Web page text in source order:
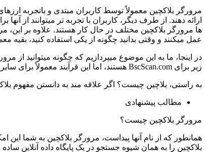
مرورگر بلاکچین معمولاً توسط کاربران مبتدی و باتجربه
ارائه دهند. از طرف دیگر، کاربران با تجربه تر میتوانند از
ها مرورگر بلاکچین مختلف در حال کار هستند. علاوه بر این،
عمل میکنند و وقتی بدانید چگونه از یکی استفاده کنید، بقیه
در اینجا، ما به این موضوع میپردازیم که چگونه میتوانید از
زیر برای BscScan.com هستند، اما این فرآیند معمولاً برای سایر مرورگر های بلاکچین مشابه است.
به راستی، بلاچین چیست؟ اگر علاقه مند به دانستن مفهوم
مطالب پیشنهادی
مرورگر بلاکچین چیست؟
همانطور که از نام آنها پیداست، مرورگر بلاکچین به شما
بلاکچین را به همان شیوه جستجو در یک پایگاه داده آنلاین